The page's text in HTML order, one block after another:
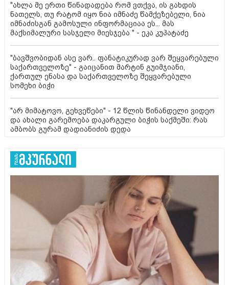
"ახლა მე ერთი წინადადება რომ ვთქვა, ის გახდის
ნათელს, თუ რატომ იყო ნია იმნაძე წამქეზებელი, ნია
იმნაძისგან გამოსული ინფორმაციაა ეს... მას
მაქსიმალური სასჯელი მიესჯება " - ეკა კუპატაძე
"ბავშვობიდან ასე ვარ.. ფანატიკურად ვარ შეყვარებული
საქართველოზე" - გაიცანით მარტინ გუიმჯიანი,
ქართულ ენასა და საქართველოზე შეყვარებული
სომეხი ბიჭი
"არ მიმატოვო, გეხვეწები" - 12 წლის წინანდელი ვიდეო
და ახალი გარემოება დაკარგული ბიჭის საქმეში: რას
ამბობს გურამ დადიანიძის დედა